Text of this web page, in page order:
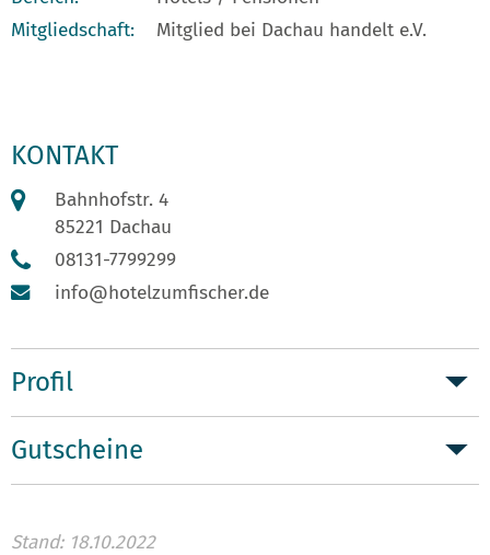
Mitgliedschaft:
Mitglied bei Dachau handelt e.V.
KONTAKT
Bahnhofstr. 4
85221 Dachau
08131-7799299
info@hotelzumfischer.de
Profil
Gutscheine
Stand: 18.10.2022